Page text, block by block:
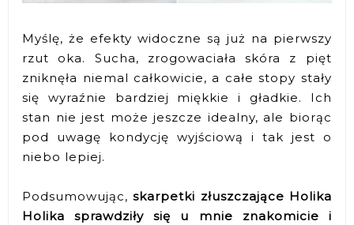
Myślę, że efekty widoczne są już na pierwszy
rzut oka. Sucha, zrogowaciała skóra z pięt
zniknęła niemal całkowicie, a całe stopy stały
się wyraźnie bardziej miękkie i gładkie. Ich
stan nie jest może jeszcze idealny, ale biorąc
pod uwagę kondycję wyjściową i tak jest o
niebo lepiej.
Podsumowując,skarpetki złuszczające Holika
Holika sprawdziły się u mnie znakomicie i